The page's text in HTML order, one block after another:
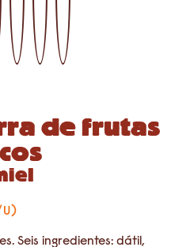
U)
Seis ingredientes: dátil,